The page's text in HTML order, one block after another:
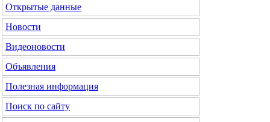
Открытые данные
Новости
Видеоновости
Объявления
Полезная информация
Поиск по сайту